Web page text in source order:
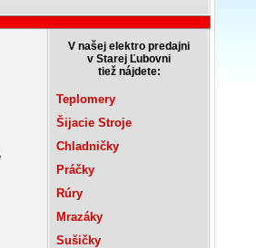
V našej elektro predajni
v Starej Ľubovni
tiež nájdete:
Teplomery
Šijacie Stroje
Chladničky
Práčky
Rúry
Mrazáky
Sušičky